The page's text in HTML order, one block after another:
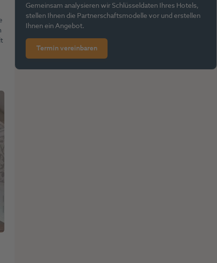
Gemeinsam analysieren wir Schlüsseldaten Ihres Hotels,
stellen Ihnen die Partnerschaftsmodelle vor und erstellen
Ihnen ein Angebot.
Termin vereinbaren